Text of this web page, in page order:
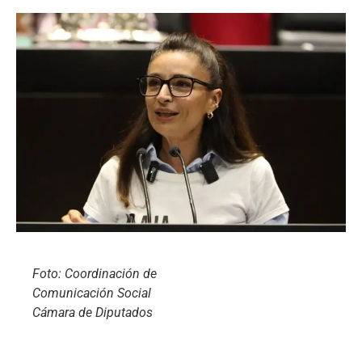
Foto: Coordinación de
Comunicación Social
Cámara de Diputados